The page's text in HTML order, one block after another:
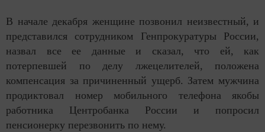
В начале декабря женщине позвонил неизвестный, и
представился сотрудником Генпрокуратуры России,
назвал все ее данные и сказал, что ей, как
потерпевшей по делу лжецелителей, положена
компенсация за причиненный ущерб. Затем мужчина
продиктовал номер мобильного телефона якобы
работника Центробанка России и попросил
пенсионерку перезвонить по нему.